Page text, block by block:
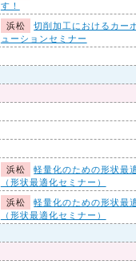
す！
浜松
切削加工におけるカー
ューションセミナー
浜松
軽量化のための形状最
（形状最適化セミナー）
浜松
軽量化のための形状最
（形状最適化セミナー）